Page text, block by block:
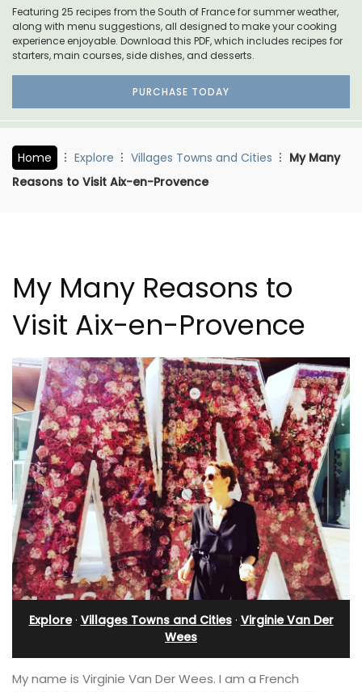
Featuring 25 recipes from the South of France for summer weather,
along with menu suggestions, all designed to make your cooking
experience enjoyable. Download this PDF, which includes recipes for
starters, main courses, side dishes, and desserts.
PURCHASE TODAY
Home Explore Villages Towns and Cities
My Many
Reasons to Visit Aix-en-Provence
My Many Reasons to
Visit Aix-en-Provence
Explore· Villages Towns and Cities· Virginie Van Der
Wees
My name is Virginie Van Der Wees. I am a French